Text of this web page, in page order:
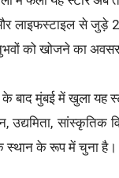
लाइफस्टाइल से जुड़े
को खोजने का
के बाद मुंबई में खुला
उद्यमिता,
स्थान के रूप में चुना है।